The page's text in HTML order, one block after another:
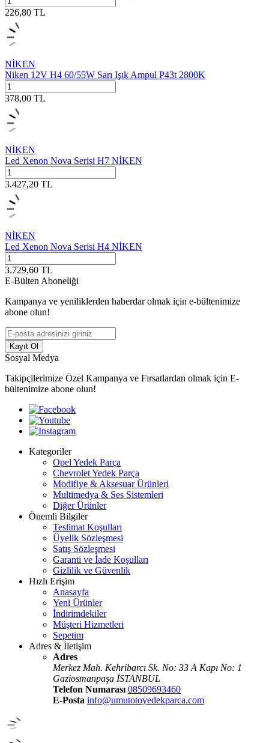
226,80 TL
NİKEN
Niken 12V H4 60/55W Sarı Işık Ampul P43t 2800K
378,00 TL
NİKEN
Led Xenon Nova Serisi H7 NİKEN
3.427,20 TL
NİKEN
Led Xenon Nova Serisi H4 NİKEN
3.729,60 TL
E-Bülten Aboneliği
Kampanya ve yeniliklerden haberdar olmak için e-bültenimize
abone olun!
Kayıt Ol
Sosyal Medya
Takipçilerimize Özel Kampanya ve Fırsatlardan olmak için E-
bültenimize abone olun!
Kategoriler
Opel Yedek Parça
Chevrolet Yedek Parça
Modifiye & Aksesuar Ürünleri
Multimedya & Ses Sistemleri
Diğer Ürünler
Önemli Bilgiler
Teslimat Koşulları
Üyelik Sözleşmesi
Satış Sözleşmesi
Garanti ve İade Koşulları
Gizlilik ve Güvenlik
Hızlı Erişim
Anasayfa
Yeni Ürünler
İndirimdekiler
Müşteri Hizmetleri
Sepetim
Adres & İletişim
Adres
Merkez Mah. Kehribarcı Sk. No: 33 A Kapı No: 1
Gaziosmanpaşa İSTANBUL
Telefon Numarası 08509693460
E-Posta info@umutotoyedekparca.com